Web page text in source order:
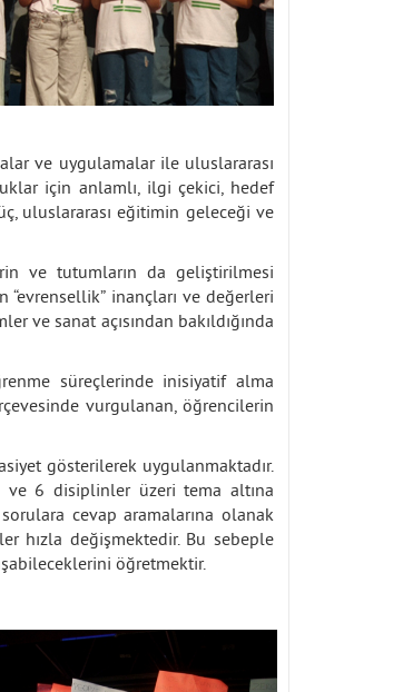
ve uygulamalar ile uluslararası
için anlamlı, ilgi çekici, hedef
uluslararası eğitimin geleceği ve
ve tutumların da geliştirilmesi
inançları ve değerleri
ve sanat açısından bakıldığında
süreçlerinde inisiyatif alma
vurgulanan, öğrencilerin
gösterilerek uygulanmaktadır.
ve 6 disiplinler üzeri tema altına
cevap aramalarına olanak
hızla değişmektedir. Bu sebeple
öğretmektir.